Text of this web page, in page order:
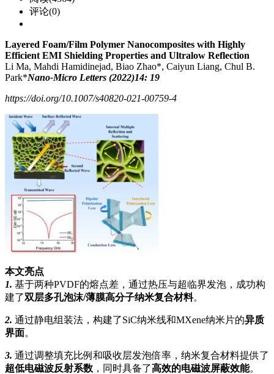
评论(0)
Layered Foam/Film Polymer Nanocomposites with Highly
Efficient EMI Shielding Properties and Ultralow Reflection
Li Ma, Mahdi Hamidinejad, Biao Zhao*, Caiyun Liang, Chul B.
Park*Nano-Micro Letters (2022)14: 19
https://doi.org/10.1007/s40820-021-00759-4
本文亮点
1. 基于两种PVDF的熔点差，通过热压与超临界发泡，成功构
建了双层多孔泡沫/薄膜高分子纳米复合材料。
2. 通过静电组装法，构建了SiC纳米线和MXene纳米片的异质
界面。
3. 通过调整填充比例和吸收层发泡倍率，纳米复合材料提供了
超低电磁波反射系数 ，同时具备了高效的电磁波屏蔽效能。